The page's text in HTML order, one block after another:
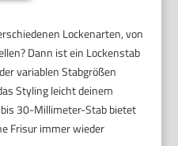
Lockenarten, von
Dann ist ein Lockenstab
variablen Stabgrößen
Styling leicht deinem
30-Millimeter-Stab bietet
Frisur immer wieder